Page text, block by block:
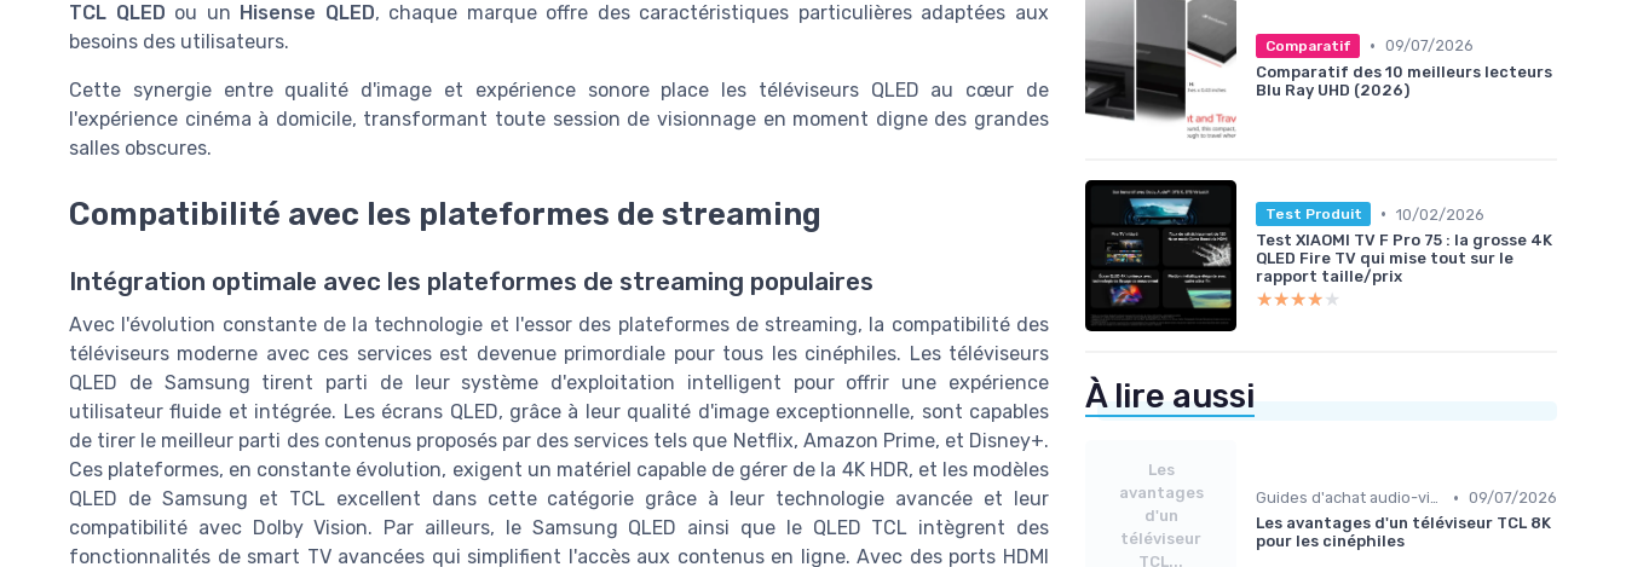
TCL QLED ou un Hisense QLED, chaque marque offre des caractéristiques particulières adaptées aux
besoins des utilisateurs.
Cette synergie entre qualité d'image et expérience sonore place les téléviseurs QLED au cœur de
l'expérience cinéma à domicile, transformant toute session de visionnage en moment digne des grandes
salles obscures.
Compatibilité avec les plateformes de streaming
Intégration optimale avec les plateformes de streaming populaires
Avec l'évolution constante de la technologie et l'essor des plateformes de streaming, la compatibilité des
téléviseurs moderne avec ces services est devenue primordiale pour tous les cinéphiles. Les téléviseurs
QLED de Samsung tirent parti de leur système d'exploitation intelligent pour offrir une expérience
utilisateur fluide et intégrée. Les écrans QLED, grâce à leur qualité d'image exceptionnelle, sont capables
de tirer le meilleur parti des contenus proposés par des services tels que Netflix, Amazon Prime, et Disney+.
Ces plateformes, en constante évolution, exigent un matériel capable de gérer de la 4K HDR, et les modèles
QLED de Samsung et TCL excellent dans cette catégorie grâce à leur technologie avancée et leur
compatibilité avec Dolby Vision. Par ailleurs, le Samsung QLED ainsi que le QLED TCL intègrent des
fonctionnalités de smart TV avancées qui simplifient l'accès aux contenus en ligne. Avec des ports HDMI
Comparatif • 09/07/2026
Comparatif des 10 meilleurs lecteurs
Blu Ray UHD (2026)
Test Produit • 10/02/2026
Test XIAOMI TV F Pro 75 : la grosse 4K
QLED Fire TV qui mise tout sur le
rapport taille/prix
★★★★★
★★★★★
À lire aussi
Les
avantages
d'un
téléviseur
TCL...
Guides d'achat audio-vidéo • 09/07/2026
Les avantages d'un téléviseur TCL 8K
pour les cinéphiles